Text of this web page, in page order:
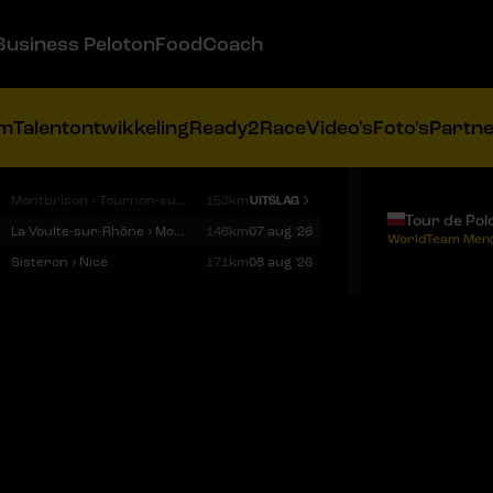
PelotonFoodCoach
TalentontwikkelingReady2RaceVideo'sFoto's
Montbrison › Tournon-sur-Rhône 153kmUITSLAG
La Voulte-sur-Rhône › Mont Ventoux 146km07 aug '26
Sisteron › Nice 171km08 aug '26
Tour de
WorldTeam Men